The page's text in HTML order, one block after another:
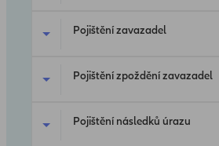
Pojištění zavazadel
Pojištění zpoždění zavazadel
Pojištění následků úrazu